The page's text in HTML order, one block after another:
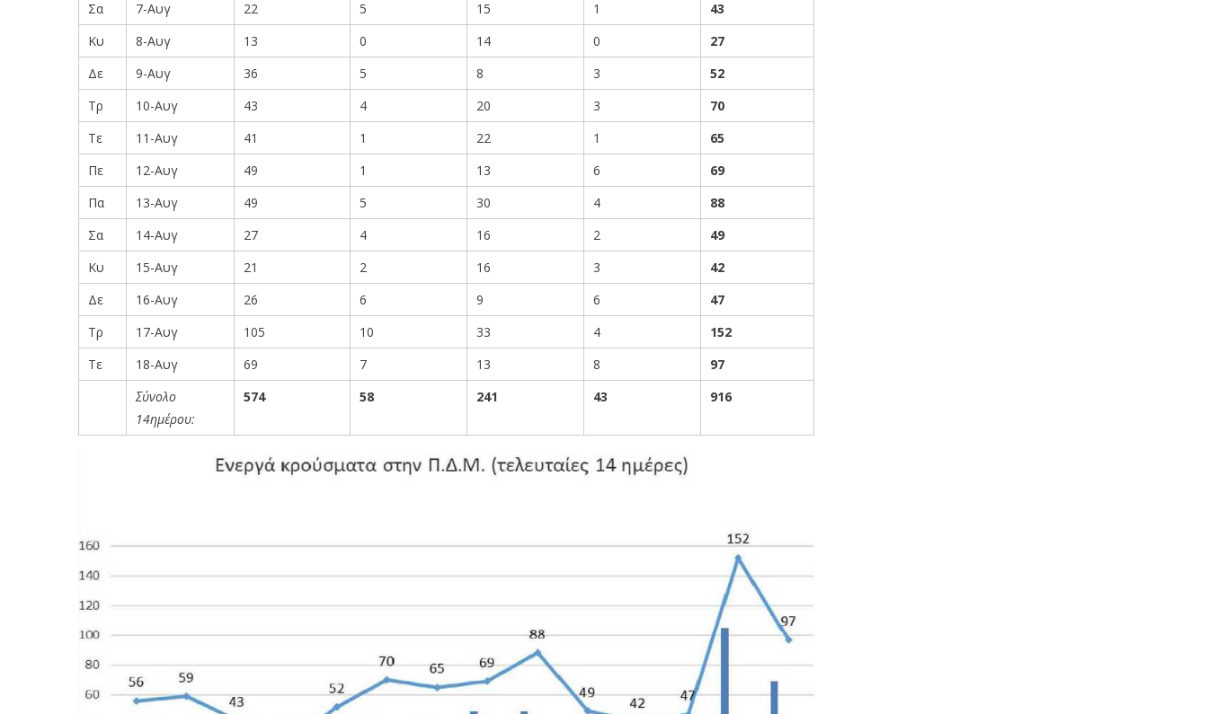
Σα
7-Αυγ 22 5 15 1
43
Κυ
8-Αυγ 13 0 14 0
27
Δε
9-Αυγ 36 5 8 3
52
Τρ
10-Αυγ 43 4 20 3
70
Τε
11-Αυγ 41 1 22 1
65
Πε
12-Αυγ 49 1 13 6
69
Πα
13-Αυγ 49 5 30 4
88
Σα
14-Αυγ 27 4 16 2
49
Κυ
15-Αυγ 21 2 16 3
42
Δε
16-Αυγ 26 6 9 6
47
Τρ
17-Αυγ 105 10 33 4
152
Τε
18-Αυγ 69 7 13 8
97
Σύνολο
14ημέρου:
574 58 241 43 916